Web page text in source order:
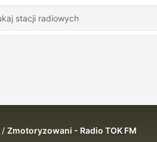
Zmotoryzowani - Radio TOK FM